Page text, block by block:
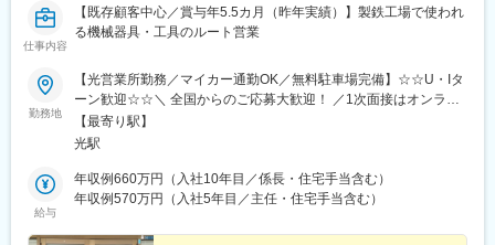
仕事内容
【既存顧客中心／賞与年5.5カ月（昨年実績）】製鉄工場で使われ
る機械器具・工具のルート営業
勤務地
【光営業所勤務／マイカー通勤OK／無料駐車場完備】☆☆U・Iタ
ーン歓迎☆☆＼ 全国からのご応募大歓迎！ ／1次面接はオンライ
ンでの実施も可能ですので、遠方からのご応募もお待ちしており
ます。■光営業所山口県光市浅江3丁目4番36号[最寄り駅]JR山陽本
所定の場所での喫煙）
【最寄り駅】
光駅
給与
年収例660万円（入社10年目／係長・住宅手当含む）
年収例570万円（入社5年目／主任・住宅手当含む）